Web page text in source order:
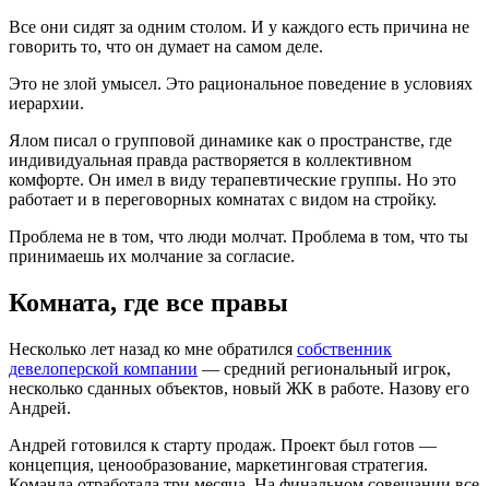
Все они сидят за одним столом. И у каждого есть причина не
говорить то, что он думает на самом деле.
Это не злой умысел. Это рациональное поведение в условиях
иерархии.
Ялом писал о групповой динамике как о пространстве, где
индивидуальная правда растворяется в коллективном
комфорте. Он имел в виду терапевтические группы. Но это
работает и в переговорных комнатах с видом на стройку.
Проблема не в том, что люди молчат. Проблема в том, что ты
принимаешь их молчание за согласие.
Комната, где все правы
Несколько лет назад ко мне обратился собственник
девелоперской компании — средний региональный игрок,
несколько сданных объектов, новый ЖК в работе. Назову его
Андрей.
Андрей готовился к старту продаж. Проект был готов —
концепция, ценообразование, маркетинговая стратегия.